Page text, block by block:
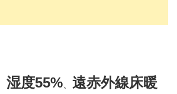
度55%、 遠赤外線床暖